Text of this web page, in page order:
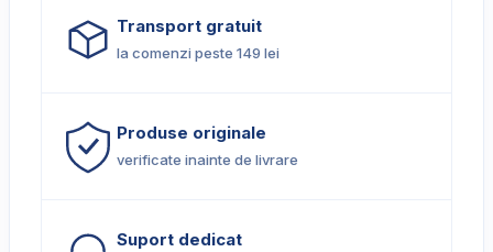
Transport gratuit
la comenzi peste 149 lei
Produse originale
verificate inainte de livrare
Suport dedicat